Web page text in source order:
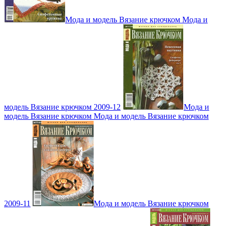
Мода и модель Вязание крючком Мода и
модель Вязание крючком 2009-12
Мода и
модель Вязание крючком Мода и модель Вязание крючком
2009-11 Мода и модель Вязание крючком